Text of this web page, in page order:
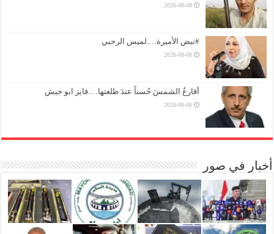
2026-08-08
#نبض الأميرة….لميس الرحبي
2026-08-08
أقارعُ الشمسَ حُسناً عندَ طلعتها….فايز ابو جيش
2026-08-08
أخبار في صور